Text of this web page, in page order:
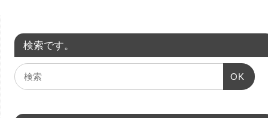
検索です。
OK